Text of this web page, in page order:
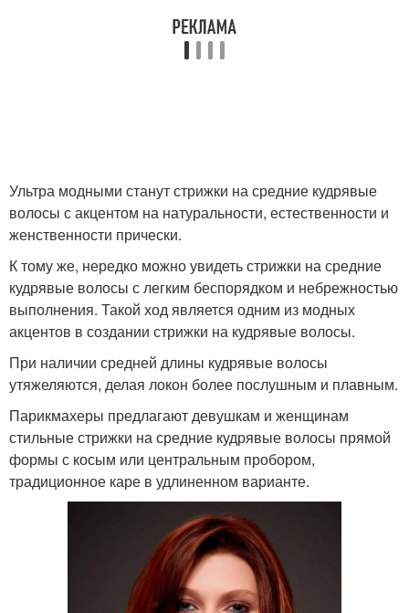
Ультра модными станут стрижки на средние кудрявые
волосы с акцентом на натуральности, естественности и
женственности прически.
К тому же, нередко можно увидеть стрижки на средние
кудрявые волосы с легким беспорядком и небрежностью
выполнения. Такой ход является одним из модных
акцентов в создании стрижки на кудрявые волосы.
При наличии средней длины кудрявые волосы
утяжеляются, делая локон более послушным и плавным.
Парикмахеры предлагают девушкам и женщинам
стильные стрижки на средние кудрявые волосы прямой
формы с косым или центральным пробором,
традиционное каре в удлиненном варианте.